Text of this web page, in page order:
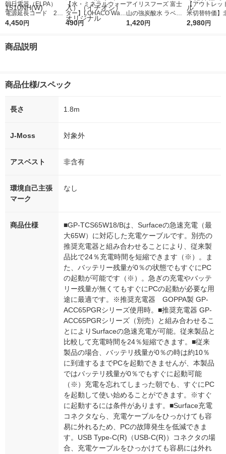
朝日電器（ELPA）
電源延長コード 2P
式/1個口/10m/トラッ
(W)
4,450円
【水・ミネラルウォー
ター】LOHACO Wate
r（ロハコウォータ
490円
アイリスフーズ 富士
山の強炭酸水 ラベル
レス 500ml 1箱（24
1,420円
【アウトレッ
米切替特価】
ななつぼし 無
2,980円
商品説明
商品仕様/スペック
長さ 1.8m
J-Moss 対象外
アスベスト 非含有
環境自己主張
マーク
なし
商品仕様
■GP-TCS65W18/Bは、Surfaceの急速充電（最
大65W）に対応した充電ケーブルです。別売の
推奨充電器と組み合わせることにより、従来製
品比で24％充電時間を短縮できます（※）。ま
た、バッテリー残量が0％の状態でもすぐにPC
の起動が可能です（※）。急ぎの充電やバッテ
リー残量が無くてもすぐにPCの起動が必要な用
途に最適です。※推奨充電器 GOPPA製 GP-
ACC65PGRシリーズ使用時。■推奨充電器 GP-
ACC65PGRシリーズ（別売）と組み合わせるこ
とによりSurfaceの急速充電が可能。従来製品と
比較して充電時間を24％短縮できます。■従来
製品の場合、バッテリ残量が0％の時は約10％
に到達するまでPCを起動できませんが、本製品
ではバッテリ残量が0％でもすぐに起動可能
（※）充電を忘れてしまった朝でも、すぐにPC
を起動して使い始めることができます。※すぐ
に起動するには条件があります。■Surface充電
コネクタなら、充電ケーブルをひっかけても容
易に外れるため、PCの故障発生を低減できま
す。USB Type-C(R)（USB-C(R)）コネクタの場
合、充電ケーブルをひっかけても容易には外れ